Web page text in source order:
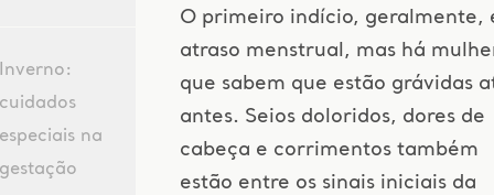
Inverno:
cuidados
especiais na
gestação
O primeiro indício, geralmente,
atraso menstrual, mas há
que sabem que estão grávidas
antes. Seios doloridos, dores de
cabeça e corrimentos também
estão entre os sinais iniciais da